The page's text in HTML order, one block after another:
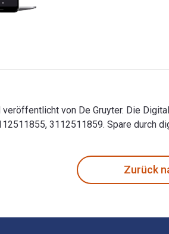
von De Gruyter. Die
3112511859. Spare durch
Zurück